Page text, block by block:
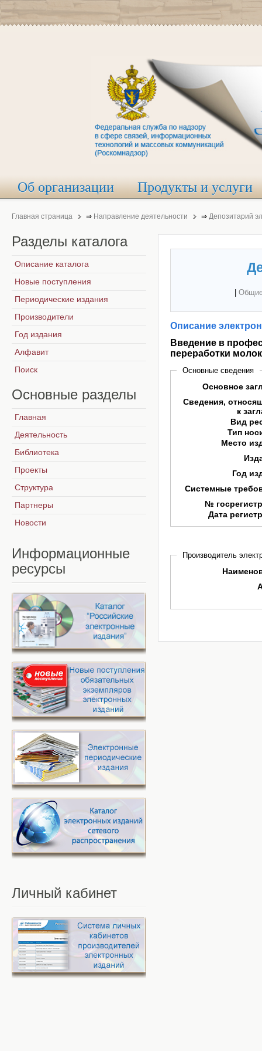
Об организации Продукты и услуги
Главная страница ⇒ Направление деятельности ⇒ Депозитарий
Описание
Введение в
переработки
Основные сведения
Основное
Сведения,
к
Вид
Тип
Место
Год
Системные
№
Дата
Производитель
Разделы каталога
Описание каталога
Новые поступления
Периодические издания
Производители
Год издания
Алфавит
Поиск
Основные разделы
Главная
Деятельность
Библиотека
Проекты
Структура
Партнеры
Новости
Информационные
ресурсы
Личный кабинет